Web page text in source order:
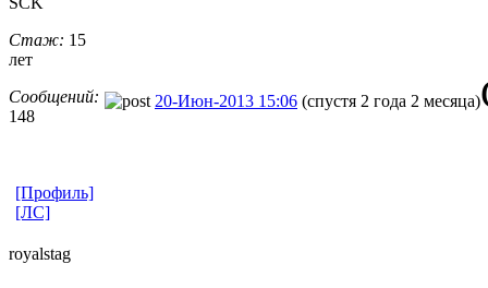
Стаж: 15
лет
Сообщений:
148
20-Июн-2013 15:06 (спустя 2 года 2 месяца)
[Профиль]
[ЛС]
royalstag